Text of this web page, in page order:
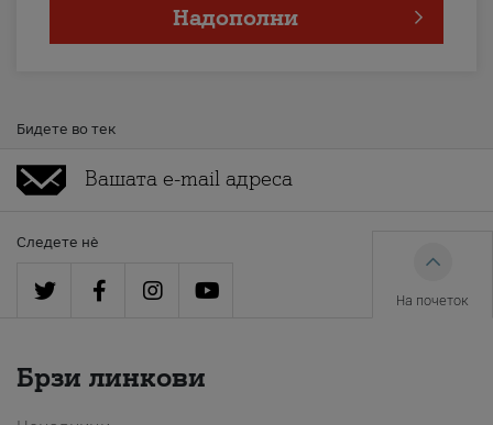
Надополни
Бидете во тек
Следете нè
На почеток
Брзи линкови